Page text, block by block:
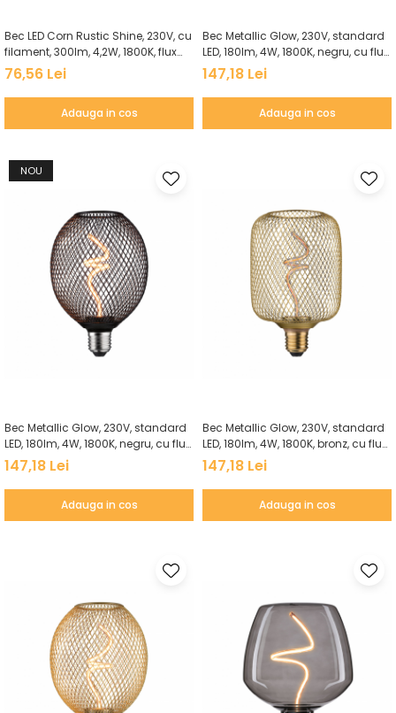
Bec LED Corn Rustic Shine, 230V, cu
filament, 300lm, 4,2W, 1800K, flux
luminos variabil în 3 pași, auriu
76,56 Lei
Adauga in cos
Bec Metallic Glow, 230V, standard
LED, 180lm, 4W, 1800K, negru, cu flux
luminos variabil
147,18 Lei
Adauga in cos
NOU
Bec Metallic Glow, 230V, standard
LED, 180lm, 4W, 1800K, negru, cu flux
luminos variabil
147,18 Lei
Adauga in cos
Bec Metallic Glow, 230V, standard
LED, 180lm, 4W, 1800K, bronz, cu flux
luminos variabil
147,18 Lei
Adauga in cos